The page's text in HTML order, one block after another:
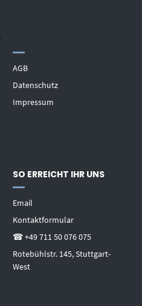
AGB
Datenschutz
Impressum
SO ERREICHT IHR UNS
Email
Kontaktformular
☎ +49 711 50 076 075
Rotebühlstr. 145, Stuttgart-
West